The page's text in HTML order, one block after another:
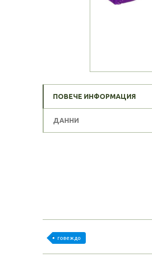
ПОВЕЧЕ ИНФОРМАЦИЯ
ДАННИ
говеждо